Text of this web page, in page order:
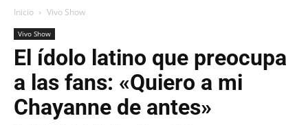
Inicio Vivo Show
Vivo Show
El ídolo latino que preocupa
a las fans: «Quiero a mi
Chayanne de antes»